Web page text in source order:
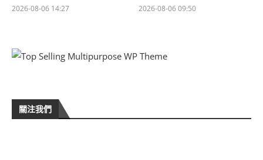
2026-08-06 14:27 2026-08-06 09:50
關注我們